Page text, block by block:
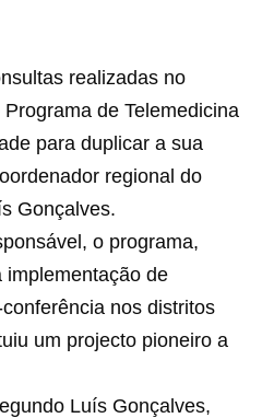
realizadas no
de Telemedicina
para duplicar a sua
regional do
Gonçalves.
o programa,
implementação de
nos distritos
um projecto pioneiro a
Luís Gonçalves,